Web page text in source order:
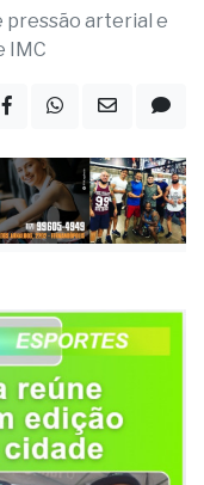
pressão arterial e
IMC